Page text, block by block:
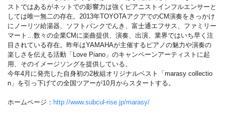
ストではあるがネットでの影響力は強くピアニストインフルエンサーと
しては唯一無二の存在。2013年TOYOTAアクアでのCM演奏をきっかけ
にノーリツ給湯器、ソフトバンクでんき、富士通エフサス、ファミリー
マート…数々の企業CMに楽曲提供、演奏、出演、業界ではいち早く注
目されている存在。昨年はYAMAHAが主催するピアノの魅力や演奏の
楽しさを伝える活動「Love Piano」のキャンペーンアーティストに起
用、そのイメージソングを提供している。
今年4月に発売した自身初の2枚組オリジナルベスト「marasy collectio
n」を引っ下げての全国ツアーが10月からスタートする。
ホームページ： http://www.subcul-rise.jp/marasy/